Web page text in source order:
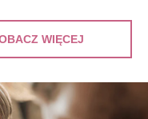
WIĘCEJ